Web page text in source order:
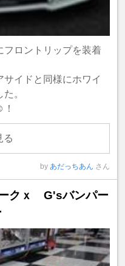
フロントリップを装着
イドと同様にホワイ
。
る
by あだっちあん さん
クｘ G'sバンパー